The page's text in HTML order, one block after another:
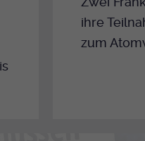
ihre
zum